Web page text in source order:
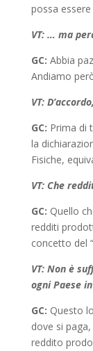
possa
VT: … ma
GC: Abbia
Andiamo
VT:
GC: Prima di
la
Fisiche,
VT: Che
GC: Quello
redditi
concetto del
VT: Non è
ogni Paese
GC: Questo
dove si
reddito